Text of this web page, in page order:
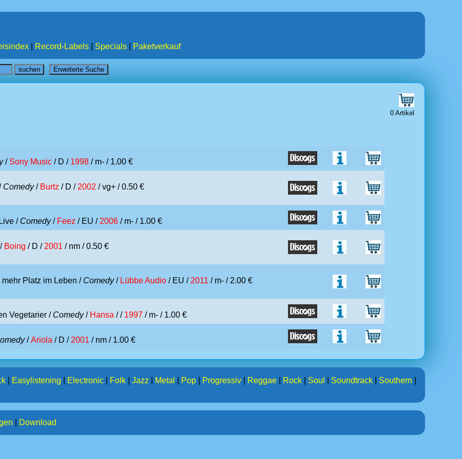
Record-Labels Specials Paketverkauf
0 Artikel
/ Sony Music / D / 1998 / m- / 1.00 €
Comedy/ Burtz / D / 2002 / vg+ / 0.50 €
/ Comedy/ Feez / EU / 2006 / m- / 1.00 €
Boing / D / 2001 / nm / 0.50 €
Platz im Leben / Comedy/ Lübbe Audio / EU / 2011 / m- / 2.00 €
Vegetarier / Comedy/ Hansa / / 1997 / m- / 1.00 €
/Ariola / D / 2001 / nm / 1.00 €
Easylistening Electronic Folk Jazz Metal Pop Progressiv Reggae Rock Soul Soundtrack Southern
Download